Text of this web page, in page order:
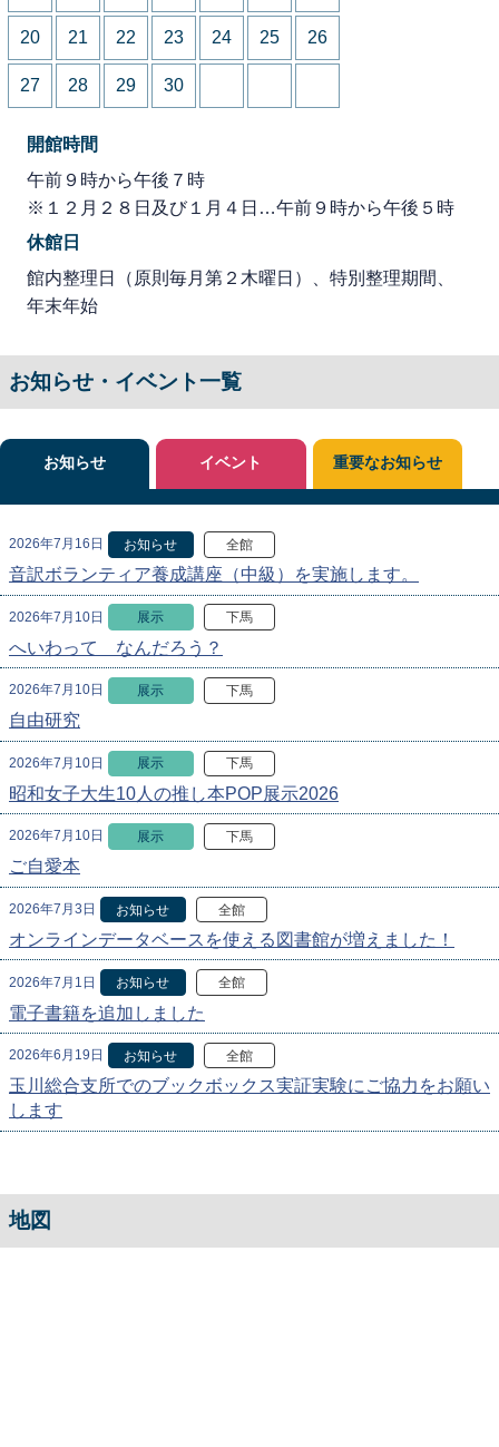
20 21 22 23 24 25 26
27 28 29 30
開館時間
午前９時から午後７時
※１２月２８日及び１月４日…午前９時から午後５時
休館日
館内整理日（原則毎月第２木曜日）、特別整理期間、
年末年始
お知らせ・イベント一覧
お知らせ
2026年7月16日 お知らせ 全館
音訳ボランティア養成講座（中級）を実施します。
2026年7月10日 展示 下馬
へいわって なんだろう？
2026年7月10日 展示 下馬
自由研究
2026年7月10日 展示 下馬
昭和女子大生10人の推し本POP展示2026
2026年7月10日 展示 下馬
ご自愛本
2026年7月3日 お知らせ 全館
オンラインデータベースを使える図書館が増えました！
2026年7月1日 お知らせ 全館
電子書籍を追加しました
2026年6月19日 お知らせ 全館
玉川総合支所でのブックボックス実証実験にご協力をお願い
します
イベント 重要なお知らせ
地図